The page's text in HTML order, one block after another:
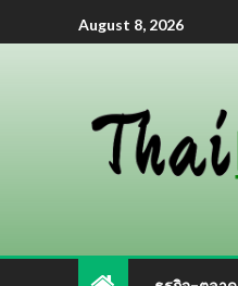
August 8, 2026